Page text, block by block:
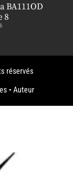
BA111OD
8
réservés
• Auteur